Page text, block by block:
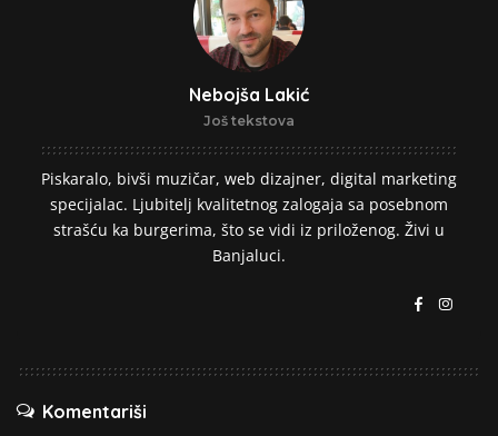
Nebojša Lakić
Još tekstova
Piskaralo, bivši muzičar, web dizajner, digital marketing
specijalac. Ljubitelj kvalitetnog zalogaja sa posebnom
strašću ka burgerima, što se vidi iz priloženog. Živi u
Banjaluci.
Komentariši